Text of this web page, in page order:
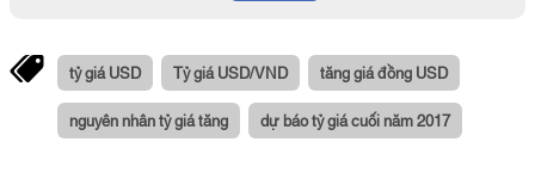
tỷ giá USD Tỷ giá USD/VND tăng giá đồng USD
nguyên nhân tỷ giá tăng dự báo tỷ giá cuối năm 2017